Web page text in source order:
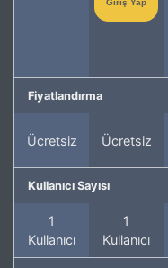
Giriş Yap
Fiyatlandırma
Ücretsiz Ücretsiz
Kullanıcı Sayısı
1
Kullanıcı
1
Kullanıcı